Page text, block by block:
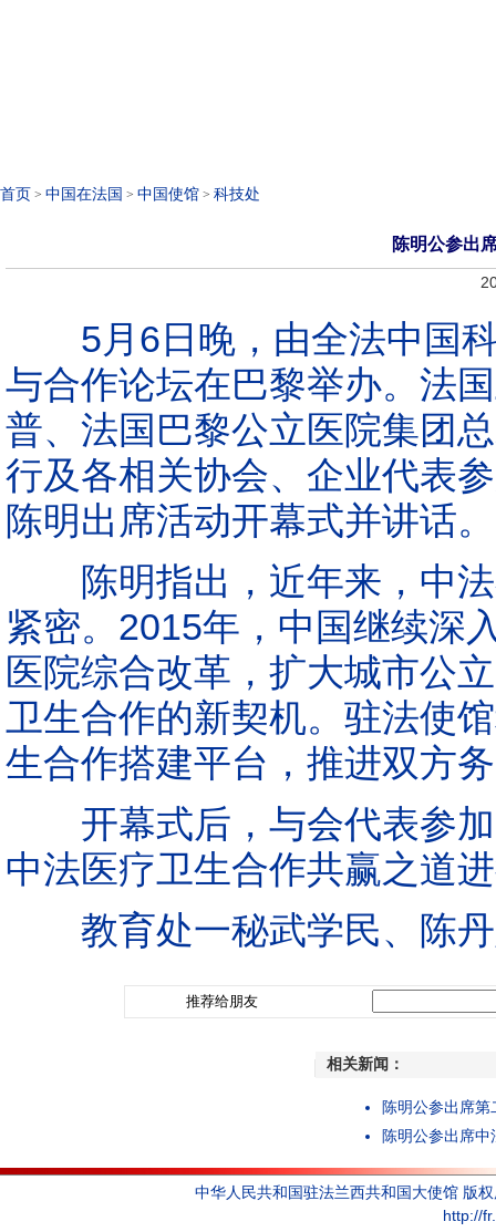
首页 > 中国在法国 > 中国使馆 > 科技处
陈明公参出
5月6日晚，由全法中国科
与合作论坛在巴黎举办。法
普、法国巴黎公立医院集团
行及各相关协会、企业代表
陈明出席活动开幕式并讲话。
陈明指出，近年来，中法
紧密。2015年，中国继续深
医院综合改革，扩大城市公
卫生合作的新契机。驻法使
生合作搭建平台，推进双方
开幕式后，与会代表参加
中法医疗卫生合作共赢之道
教育处一秘武学民、陈丹
推荐给朋友
相关新闻：
陈明公参出席第
陈明公参出席中
中华人民共和国驻法兰西共和国大使馆 版
http://